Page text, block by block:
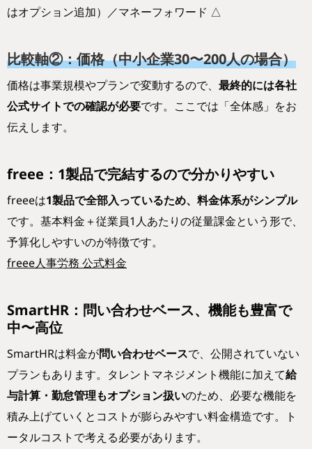
はオプション追加）／マネーフォワード △
比較軸②：価格（中小企業30〜200人の場合）
価格は事業規模やプランで変動するので、 最終的には各社
公式サイトでの確認が必要です。ここでは「全体感」をお
伝えします。
freee：1製品で完結するので分かりやすい
freeeは1製品で全部入っているため、料金体系がシンプル
です。基本料金＋従業員1人あたりの従量課金という形で、
予算化しやすいのが特徴です。
freee人事労務 公式料金
SmartHR：問い合わせベース、機能も豊富で
中〜高位
SmartHRは料金が問い合わせベースで、公開されていない
プランもあります。タレントマネジメント機能に加えて給
与計算・勤怠管理もオプション扱いのため、必要な機能を
積み上げていくとコストが膨らみやすい料金構造です。ト
ータルコストで考える必要があります。